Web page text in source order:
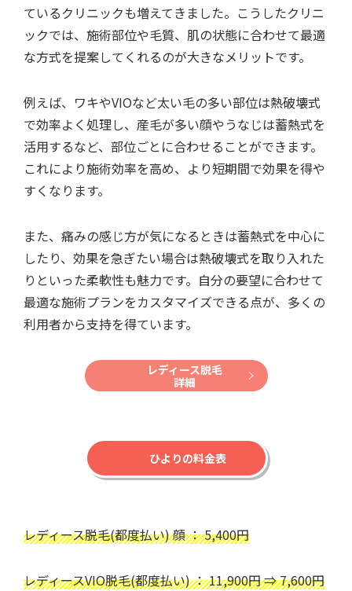
ているクリニックも増えてきました。こうしたクリニ
ックでは、施術部位や毛質、肌の状態に合わせて最適
な方式を提案してくれるのが大きなメリットです。
例えば、ワキやVIOなど太い毛の多い部位は熱破壊式
で効率よく処理し、産毛が多い顔やうなじは蓄熱式を
活用するなど、部位ごとに合わせることができます。
これにより施術効率を高め、より短期間で効果を得や
すくなります。
また、痛みの感じ方が気になるときは蓄熱式を中心に
したり、効果を急ぎたい場合は熱破壊式を取り入れた
りといった柔軟性も魅力です。自分の要望に合わせて
最適な施術プランをカスタマイズできる点が、多くの
利用者から支持を得ています。
レディース脱毛
詳細
ひよりの料金表
レディース脱毛(都度払い) 顔 ： 5,400円
レディースVIO脱毛(都度払い) ： 11,900円 ⇒ 7,600円